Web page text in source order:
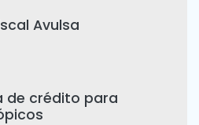
Avulsa
de crédito para